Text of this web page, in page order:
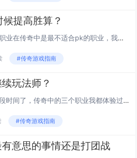
提高胜算？
其实我个人觉得法师这个职业在传奇中是最不适合pk的职业，我相信很多的玩家也都有和我一样的感觉。法师在和其他职业pk的时候基本上是输多赢少的，因为我在传奇中选择的职业就是法师，那个时候我还以为是我自己的操作问题，要不就是没有好的装备，要不就...
#传奇游戏指南
玩法师？
我玩传奇也已经有很长一段时间了，传奇中的三个职业我都体验过，其实无论玩的是什么游戏我都是三分钟热度，因为我玩不了很长的时间，就会觉得腻了。就拿传奇这个游戏来说，传奇还算的上是我比较喜欢的一款游戏，我玩传奇的时间比玩其他的游戏要长了很多，也...
#传奇游戏指南
意思的事情还是打团战